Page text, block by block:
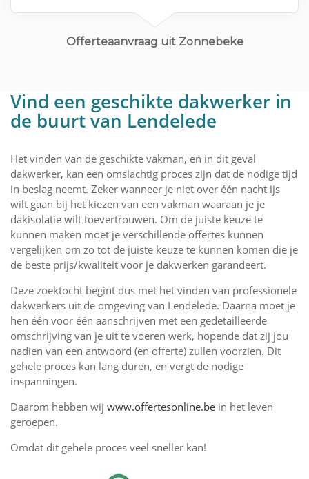
Offerteaanvraag uit Zonnebeke
Vind een geschikte dakwerker in
de buurt van Lendelede
Het vinden van de geschikte vakman, en in dit geval
dakwerker, kan een omslachtig proces zijn dat de nodige tijd
in beslag neemt. Zeker wanneer je niet over één nacht ijs
wilt gaan bij het kiezen van een vakman waaraan je je
dakisolatie wilt toevertrouwen. Om de juiste keuze te
kunnen maken moet je verschillende offertes kunnen
vergelijken om zo tot de juiste keuze te kunnen komen die je
de beste prijs/kwaliteit voor je dakwerken garandeert.
Deze zoektocht begint dus met het vinden van professionele
dakwerkers uit de omgeving van Lendelede. Daarna moet je
hen één voor één aanschrijven met een gedetailleerde
omschrijving van je uit te voeren werk, hopende dat zij jou
nadien van een antwoord (en offerte) zullen voorzien. Dit
gehele proces kan lang duren, en vergt de nodige
inspanningen.
Daarom hebben wij www.offertesonline.be in het leven
geroepen.
Omdat dit gehele proces veel sneller kan!